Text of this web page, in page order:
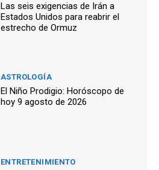
Las seis exigencias de Irán a
Estados Unidos para reabrir el
estrecho de Ormuz
ASTROLOGÍA
El Niño Prodigio: Horóscopo de
hoy 9 agosto de 2026
ENTRETENIMIENTO